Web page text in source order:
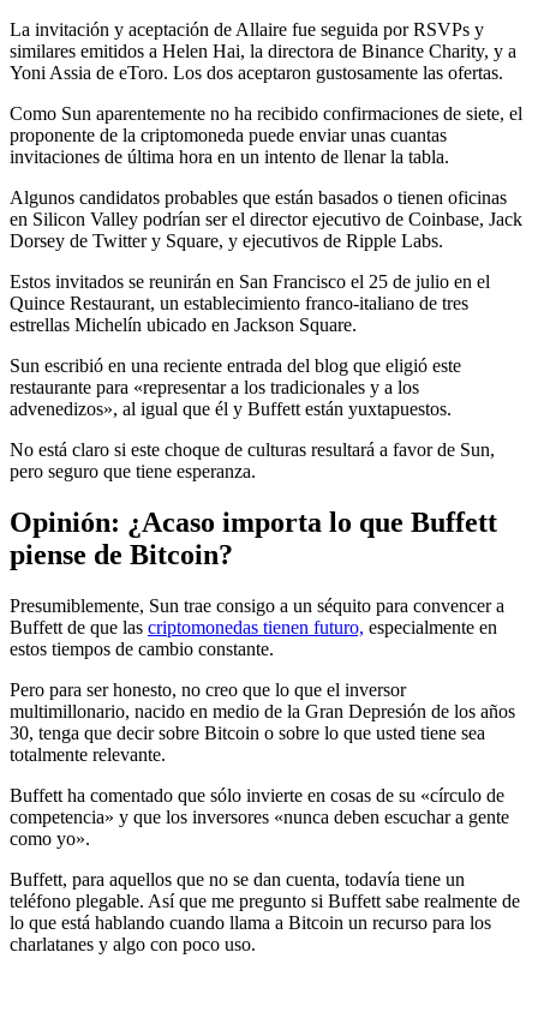
La invitación y aceptación de Allaire fue seguida por RSVPs y
similares emitidos a Helen Hai, la directora de Binance Charity, y a
Yoni Assia de eToro. Los dos aceptaron gustosamente las ofertas.
Como Sun aparentemente no ha recibido confirmaciones de siete, el
proponente de la criptomoneda puede enviar unas cuantas
invitaciones de última hora en un intento de llenar la tabla.
Algunos candidatos probables que están basados o tienen oficinas
en Silicon Valley podrían ser el director ejecutivo de Coinbase, Jack
Dorsey de Twitter y Square, y ejecutivos de Ripple Labs.
Estos invitados se reunirán en San Francisco el 25 de julio en el
Quince Restaurant, un establecimiento franco-italiano de tres
estrellas Michelín ubicado en Jackson Square.
Sun escribió en una reciente entrada del blog que eligió este
restaurante para «representar a los tradicionales y a los
advenedizos», al igual que él y Buffett están yuxtapuestos.
No está claro si este choque de culturas resultará a favor de Sun,
pero seguro que tiene esperanza.
Opinión: ¿Acaso importa lo que Buffett
piense de Bitcoin?
Presumiblemente, Sun trae consigo a un séquito para convencer a
Buffett de que las criptomonedas tienen futuro, especialmente en
estos tiempos de cambio constante.
Pero para ser honesto, no creo que lo que el inversor
multimillonario, nacido en medio de la Gran Depresión de los años
30, tenga que decir sobre Bitcoin o sobre lo que usted tiene sea
totalmente relevante.
Buffett ha comentado que sólo invierte en cosas de su «círculo de
competencia» y que los inversores «nunca deben escuchar a gente
como yo».
Buffett, para aquellos que no se dan cuenta, todavía tiene un
teléfono plegable. Así que me pregunto si Buffett sabe realmente de
lo que está hablando cuando llama a Bitcoin un recurso para los
charlatanes y algo con poco uso.